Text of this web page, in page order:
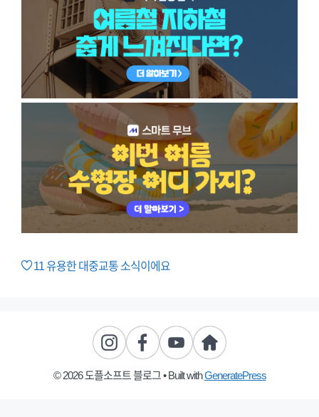
11유용한 대중교통 소식이에요
© 2026 도플소프트 블로그• Built withGeneratePress